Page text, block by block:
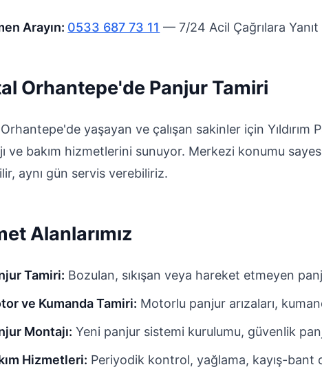
Arayın: 0533 687 73 11 — 7/24 Acil Çağrılara
Orhantepe'de Panjur Tamiri
yaşayan ve çalışan sakinler için
ve bakım hizmetlerini sunuyor. Merkezi konumu
aynı gün servis verebiliriz.
Alanlarımız
Tamiri: Bozulan, sıkışan veya hareket etmeyen
ve Kumanda Tamiri: Motorlu panjur arızaları,
Montajı: Yeni panjur sistemi kurulumu, güvenlik
Hizmetleri: Periyodik kontrol, yağlama, kayış-bant